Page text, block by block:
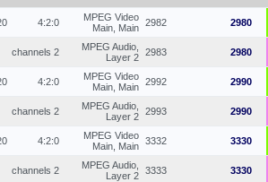
2980
2982
MPEG Video
Main, Main
4:2:0
2980
2983
MPEG Audio,
Layer 2
2 channels
2990
2992
MPEG Video
Main, Main
4:2:0
2990
2993
MPEG Audio,
Layer 2
2 channels
3330
3332
MPEG Video
Main, Main
4:2:0
3330
3333
MPEG Audio,
Layer 2
2 channels